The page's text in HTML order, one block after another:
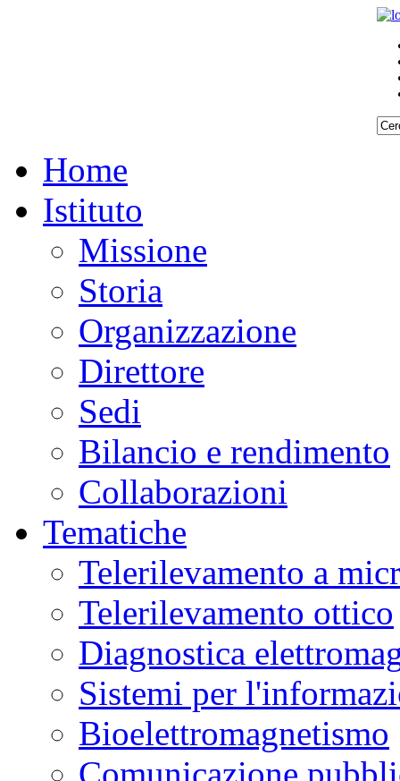
Home
Istituto
Missione
Storia
Organizzazione
Direttore
Sedi
Bilancio e rendimento
Collaborazioni
Tematiche
Telerilevamento a
Telerilevamento ottico
Diagnostica
Sistemi per
Bioelettromagnetismo